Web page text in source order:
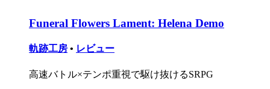
Funeral Flowers Lament: Helena Demo
軌跡工房 • レビュー
高速バトル×テンポ重視で駆け抜けるSRPG